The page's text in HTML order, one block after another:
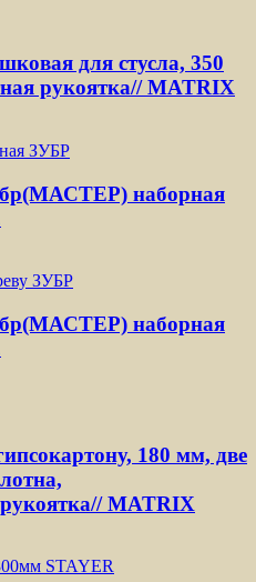
для стусла, 350
рукоятка// MATRIX
наборная
наборная
180 мм, две
MATRIX